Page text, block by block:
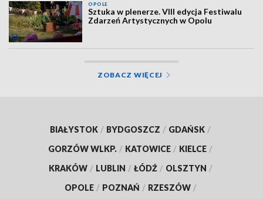
OPOLE
Sztuka w plenerze. VIII edycja Festiwalu
Zdarzeń Artystycznych w Opolu
ZOBACZ WIĘCEJ
BIAŁYSTOK / BYDGOSZCZ / GDAŃSK /
GORZÓW WLKP. / KATOWICE / KIELCE /
KRAKÓW / LUBLIN / ŁÓDŹ / OLSZTYN /
OPOLE / POZNAŃ / RZESZÓW /